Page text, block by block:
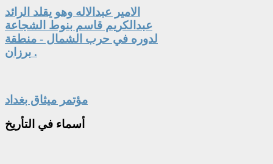
الامير عبدالاله وهو يقلد الرائد
عبدالكريم قاسم بنوط الشجاعة
لدوره في حرب الشمال - منطقة
برزان .
مؤتمر ميثاق بغداد
أسماء في التأريخ